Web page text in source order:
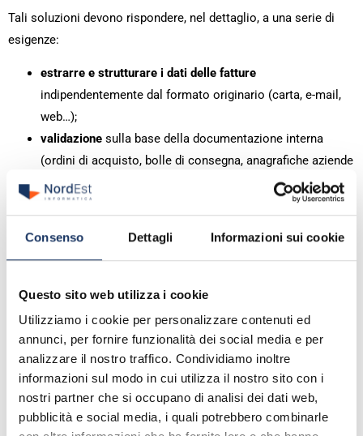
Consenso Dettagli Informazioni sui cookie
Questo sito web utilizza i cookie
Utilizziamo i cookie per personalizzare contenuti ed
annunci, per fornire funzionalità dei social media e per
analizzare il nostro traffico. Condividiamo inoltre
informazioni sul modo in cui utilizza il nostro sito con i
nostri partner che si occupano di analisi dei dati web,
pubblicità e social media, i quali potrebbero combinarle
Tali soluzioni devono rispondere, nel dettaglio, a una serie di
esigenze:
estrarre e strutturare i dati delle fatture
indipendentemente dal formato originario (carta, e-mail,
web…);
validazione sulla base della documentazione interna
(ordini di acquisto, bolle di consegna, anagrafiche aziende
fornitrici) ed esterna (banche dati);
contabilizzazione
Emettere, trasmettere attraverso il Sistema di Interscambio
(SdI)e conservare per dieci anni(come previsto dalla
normativa)le fatture in modalità digitale: sono alcuni dei
passaggi chiave da automatizzare per ottimizzare la gestione di
ciclo attivo e passivo e garantire un monitoraggio costante
della grande mole di documenti che circola all’interno